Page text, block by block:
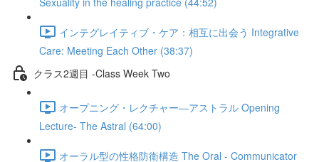
インテグレイティブ・ケア：相互に出会う Integrative
Care: Meeting Each Other (38:37)
クラス2週目 -Class Week Two
オープニング・レクチャー―アストラル Opening
Lecture- The Astral (64:00)
オーラル型の性格防衛構造 The Oral - Communicator